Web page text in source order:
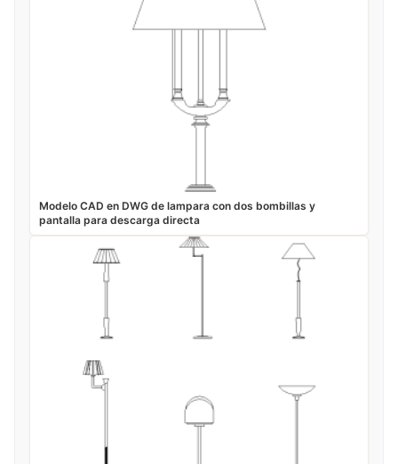
Modelo CAD en DWG de lampara con dos bombillas y
pantalla para descarga directa